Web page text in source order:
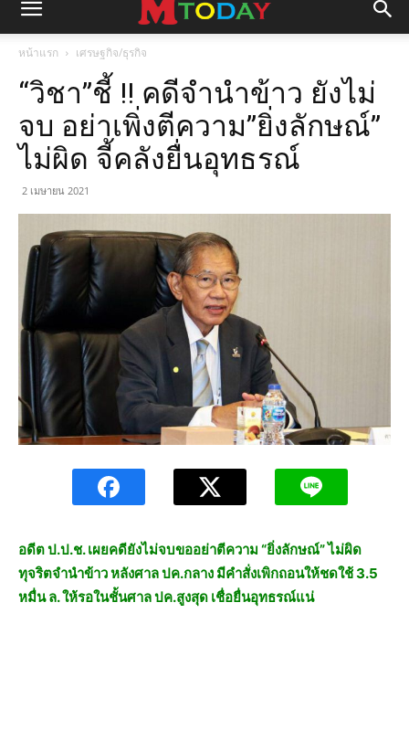
หน้าแรก เศรษฐกิจ/ธุรกิจ
“วิชา”ชี้ !! คดีจำนำข้าว ยังไม่
จบ อย่าเพิ่งตีความ”ยิ่งลักษณ์”
ไม่ผิด จี้คลังยื่นอุทธรณ์
2 เมษายน 2021
อดีต ป.ป.ช. เผยคดียังไม่จบขออย่าตีความ “ยิ่งลักษณ์” ไม่ผิด
ทุจริตจำนำข้าว หลังศาล ปค.กลาง มีคำสั่งเพิกถอนให้ชดใช้ 3.5
หมื่น ล. ให้รอในชั้นศาล ปค.สูงสุด เชื่อยื่นอุทธรณ์แน่